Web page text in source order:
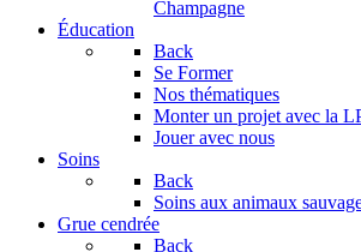
Champagne
Éducation
Back
Se Former
Nos thématiques
Monter un projet avec la
Jouer avec nous
Soins
Back
Soins aux animaux
Grue cendrée
Back